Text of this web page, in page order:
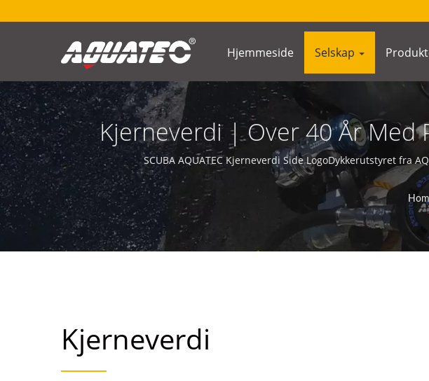
Hjemmeside Selskap
Kjerneverdi | Over 40 År Med
SCUBA AQUATEC Kjerneverdi Side LogoDykkerutstyret fra
Kjerneverdi